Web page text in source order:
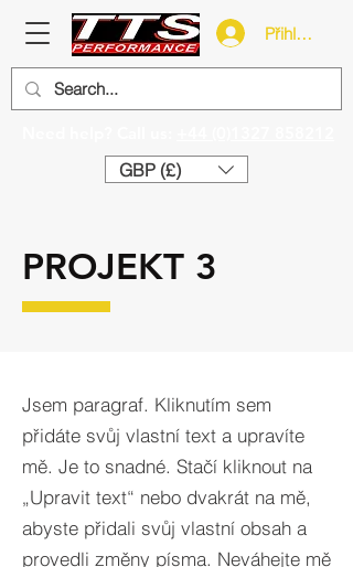
Přihlásit se
GBP (£)
PROJEKT 3
Jsem paragraf. Kliknutím sem
přidáte svůj vlastní text a upravíte
mě. Je to snadné. Stačí kliknout na
„Upravit text“ nebo dvakrát na mě,
abyste přidali svůj vlastní obsah a
provedli změny písma. Neváhejte mě